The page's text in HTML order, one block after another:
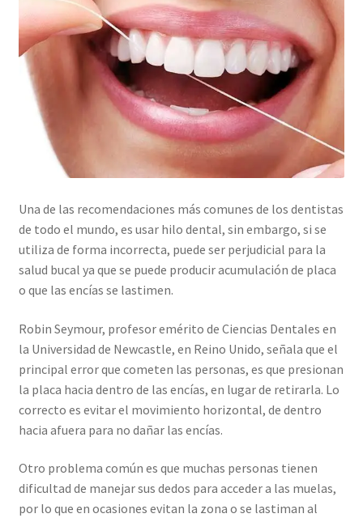
Una de las recomendaciones más comunes de los dentistas
de todo el mundo, es usar hilo dental, sin embargo, si se
utiliza de forma incorrecta, puede ser perjudicial para la
salud bucal ya que se puede producir acumulación de placa
o que las encías se lastimen.
Robin Seymour, profesor emérito de Ciencias Dentales en
la Universidad de Newcastle, en Reino Unido, señala que el
principal error que cometen las personas, es que presionan
la placa hacia dentro de las encías, en lugar de retirarla. Lo
correcto es evitar el movimiento horizontal, de dentro
hacia afuera para no dañar las encías.
Otro problema común es que muchas personas tienen
dificultad de manejar sus dedos para acceder a las muelas,
por lo que en ocasiones evitan la zona o se lastiman al